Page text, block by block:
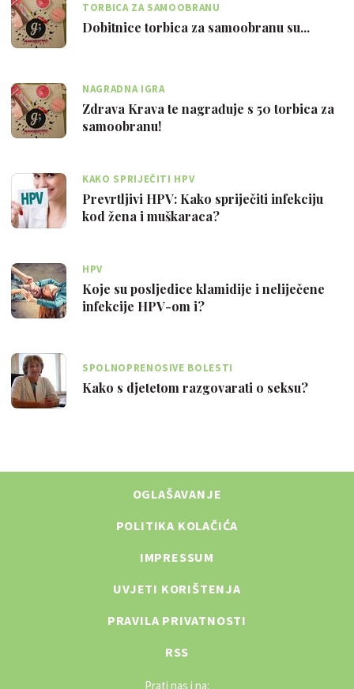
TORBICA ZA SAMOOBRANU
Dobitnice torbica za samoobranu su...
NAGRADNA IGRA
Zdrava Krava te nagrađuje s 50 torbica za
samoobranu!
KAKO SPRIJEČITI HPV
Prevrtljivi HPV: Kako spriječiti infekciju
kod žena i muškaraca?
HPV
Koje su posljedice klamidije i neliječene
infekcije HPV-om i?
SPOLNOPRENOSIVE BOLESTI
Kako s djetetom razgovarati o seksu?
OGLAŠAVANJE
POLITIKA KOLAČIĆA
IMPRESSUM
UVJETI KORIŠTENJA
PRAVILA PRIVATNOSTI
RSS
Prati nas i na: